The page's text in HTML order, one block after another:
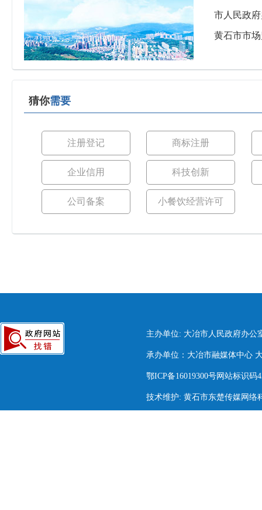
市人民政
黄石市市
猜你需要
注册登记 商标注册
企业信用 科技创新
公司备案 小餐饮经营许可
主办单位: 大冶市人民政府办公
承办单位：大冶市融媒体中心
鄂ICP备16019300号网站标识码
技术维护: 黄石市东楚传媒网络